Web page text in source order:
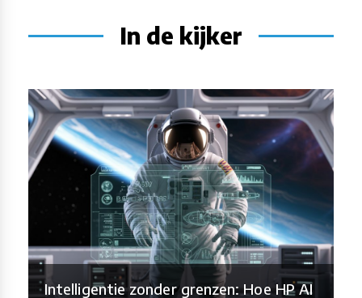
In de kijker
Intelligentie zonder grenzen: Hoe HP AI